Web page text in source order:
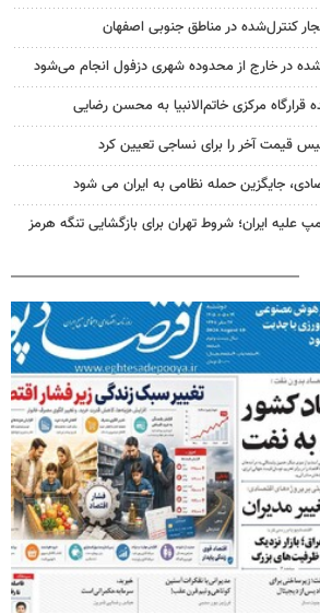
کنترل‌شده در مناطق جنوبی اصفهان
در خارج از محدوده شهری دزفول انجام می‌شود
قرارگاه مرکزی خاتم‌الانبیا به محسن رضایی
قیمت آخر را برای نساجی تعیین کرد
جایگزین حمله نظامی به ایران می شود
ایران؛ شروط تهران برای بازگشایی تنگه هرمز